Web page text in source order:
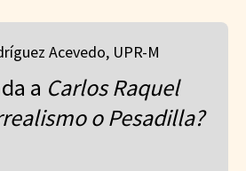
Acevedo, UPR-M
a Carlos Raquel
o Pesadilla?